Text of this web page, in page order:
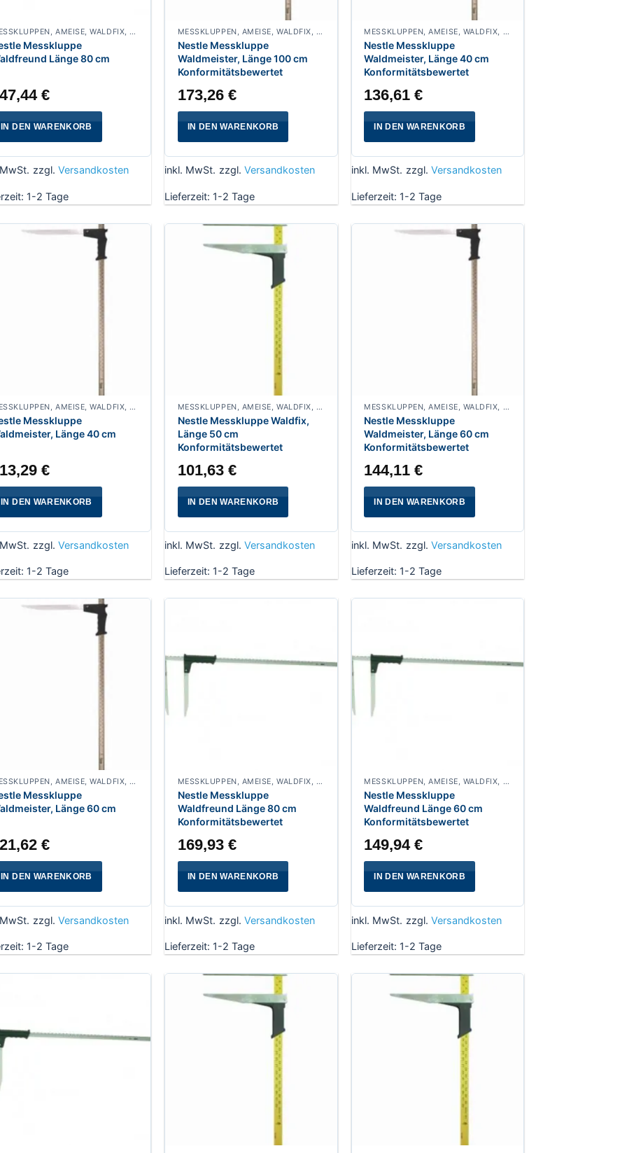
MESSKLUPPEN, AMEISE, WALDFIX, FUCHS, WALDMEISTER, WALDFREUND, SPECHT
Messkluppe
Länge 80 cm
€
IN DEN WARENKORB
zzgl. Versandkosten
1-2 Tage
MESSKLUPPEN, AMEISE, WALDFIX, FUCHS, WALDMEISTER, WALDFREUND, SPECHT
Nestle Messkluppe
Waldmeister, Länge 100 cm
Konformitätsbewertet
173,26 €
IN DEN WARENKORB
inkl. MwSt. zzgl.Versandkosten
Lieferzeit: 1-2 Tage
MESSKLUPPEN, AMEISE, WALDFIX, FUCHS, WALDMEISTER, WALDFREUND, SPECHT
Nestle Messkluppe
Waldmeister, Länge 40 cm
Konformitätsbewertet
136,61€
IN DEN WARENKORB
inkl. MwSt. zzgl.Versandkosten
Lieferzeit: 1-2 Tage
MESSKLUPPEN, AMEISE, WALDFIX, FUCHS, WALDMEISTER, WALDFREUND, SPECHT
Messkluppe
Länge 40 cm
€
IN DEN WARENKORB
zzgl. Versandkosten
1-2 Tage
MESSKLUPPEN, AMEISE, WALDFIX, FUCHS, WALDMEISTER, WALDFREUND, SPECHT
Nestle Messkluppe Waldfix,
Länge 50 cm
Konformitätsbewertet
101,63 €
IN DEN WARENKORB
inkl. MwSt. zzgl.Versandkosten
Lieferzeit: 1-2 Tage
MESSKLUPPEN, AMEISE, WALDFIX, FUCHS, WALDMEISTER, WALDFREUND, SPECHT
Nestle Messkluppe
Waldmeister, Länge 60 cm
Konformitätsbewertet
144,11€
IN DEN WARENKORB
inkl. MwSt. zzgl.Versandkosten
Lieferzeit: 1-2 Tage
MESSKLUPPEN, AMEISE, WALDFIX, FUCHS, WALDMEISTER, WALDFREUND, SPECHT
Messkluppe
Länge 60 cm
€
IN DEN WARENKORB
zzgl. Versandkosten
1-2 Tage
MESSKLUPPEN, AMEISE, WALDFIX, FUCHS, WALDMEISTER, WALDFREUND, SPECHT
Nestle Messkluppe
Waldfreund Länge 80 cm
Konformitätsbewertet
169,93 €
IN DEN WARENKORB
inkl. MwSt. zzgl.Versandkosten
Lieferzeit: 1-2 Tage
MESSKLUPPEN, AMEISE, WALDFIX, FUCHS, WALDMEISTER, WALDFREUND, SPECHT
Nestle Messkluppe
Waldfreund Länge 60 cm
Konformitätsbewertet
149,94€
IN DEN WARENKORB
inkl. MwSt. zzgl.Versandkosten
Lieferzeit: 1-2 Tage